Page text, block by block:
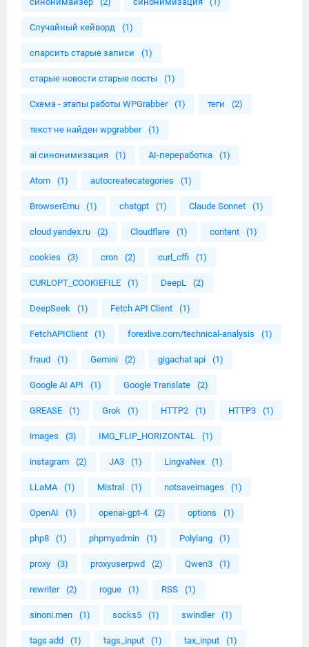
Случайный кейворд (1)
спарсить старые записи (1)
старые новости старые посты (1)
Схема - этапы работы WPGrabber (1) теги (2)
текст не найден wpgrabber (1)
ai синонимизация (1) AI-переработка (1)
Atom (1) autocreatecategories (1)
BrowserEmu (1) chatgpt (1) Claude Sonnet (1)
cloud.yandex.ru (2) Cloudflare (1) content (1)
cookies (3) cron (2) curl_cffi (1)
CURLOPT_COOKIEFILE (1) DeepL (2)
DeepSeek (1) Fetch API Client (1)
FetchAPIClient (1) forexlive.com/technical-analysis (1)
fraud (1) Gemini (2) gigachat api (1)
Google AI API (1) Google Translate (2)
GREASE (1) Grok (1) HTTP2 (1) HTTP3 (1)
images (3) IMG_FLIP_HORIZONTAL (1)
instagram (2) JA3 (1) LingvaNex (1)
LLaMA (1) Mistral (1) notsaveimages (1)
OpenAI (1) openai-gpt-4 (2) options (1)
php8 (1) phpmyadmin (1) Polylang (1)
proxy (3) proxyuserpwd (2) Qwen3 (1)
rewriter (2) rogue (1) RSS (1)
sinoni.men (1) socks5 (1) swindler (1)
tags add (1) tags_input (1) tax_input (1)